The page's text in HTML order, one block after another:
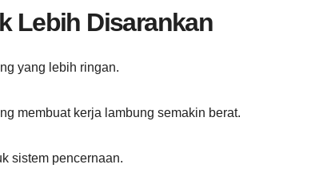
Lebih Disarankan
yang lebih ringan.
membuat kerja lambung semakin berat.
sistem pencernaan.